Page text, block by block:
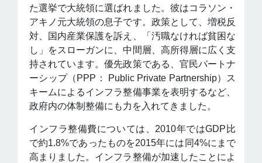
た選挙で大統領に選ばれました。彼はコラソン・
アキノ元大統領の息子です。政策として、増税反
対、国内産業保護を訴え、「汚職なければ貧困な
し」をスローガンに、中間層、高所得層に広く支
持されています。優先政策である、官民パートナ
ーシップ（PPP： Public Private Partnership）ス
キームによるインフラ整備事業を表明するなど、
政府内の体制整備にも力を入れてきました。
インフラ整備費については、2010年ではGDP比
で約1.8%であったものを2015年には同4%にまで
高まりました。インフラ整備が加速したことによ